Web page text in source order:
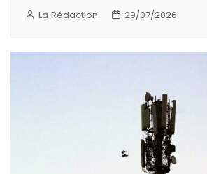
La Rédaction 29/07/2026